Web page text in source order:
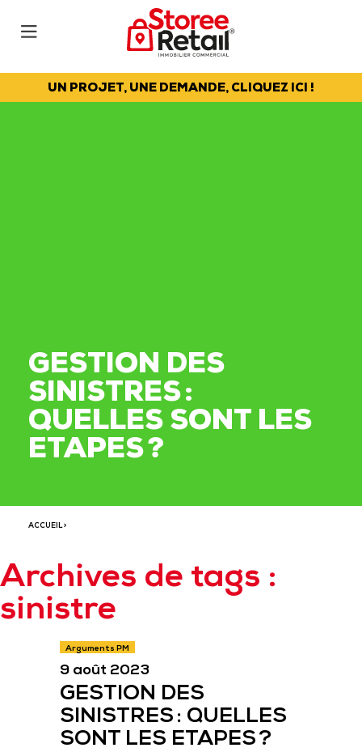
UN PROJET, UNE DEMANDE, CLIQUEZ ICI !
GESTION DES
SINISTRES :
QUELLES SONT LES
ETAPES ?
ACCUEIL>
Archives de tags :
sinistre
Arguments PM
9 août 2023
GESTION DES
SINISTRES : QUELLES
SONT LES ETAPES ?